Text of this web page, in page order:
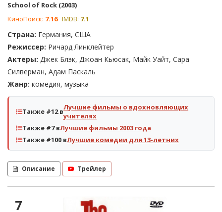
School of Rock (2003)
КиноПоиск: 7.16 IMDB: 7.1
Страна: Германия, США
Режиссер: Ричард Линклейтер
Актеры: Джек Блэк, Джоан Кьюсак, Майк Уайт, Сара
Силверман, Адам Паскаль
Жанр: комедия, музыка
Также #12 вЛучшие фильмы о вдохновляющих
учителях
Также #7 вЛучшие фильмы 2003 года
Также #100 вЛучшие комедии для 13-летних
Описание Трейлер
7